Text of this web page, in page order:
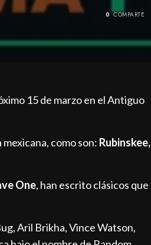
0 COMPARTE
15 de marzo en el Antiguo
como son: Rubinskee,
One, han escrito clásicos que
Aril Brikha, Vince Watson,